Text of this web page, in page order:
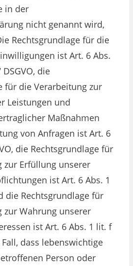
in der
nicht genannt wird,
Rechtsgrundlage für die
ist Art. 6 Abs.
die
für die Verarbeitung zur
Leistungen und
Maßnahmen
von Anfragen ist Art. 6
die Rechtsgrundlage für
zur Erfüllung unserer
ist Art. 6 Abs. 1
die Rechtsgrundlage für
zur Wahrung unserer
ist Art. 6 Abs. 1 lit. f
Fall, dass lebenswichtige
Person oder